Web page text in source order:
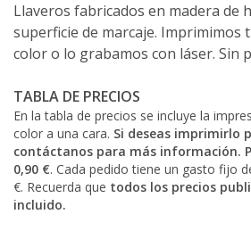
Llaveros fabricados en madera de
superficie de marcaje. Imprimimos
color o lo grabamos con láser. Sin
TABLA DE PRECIOS
En la tabla de precios se incluye la
color a una cara. Si deseas imprimirlo
contáctanos para más información.
0,90 €. Cada pedido tiene un gasto fijo
€. Recuerda que todos los precios
incluido.